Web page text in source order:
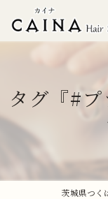
タグ『#
茨城県つく